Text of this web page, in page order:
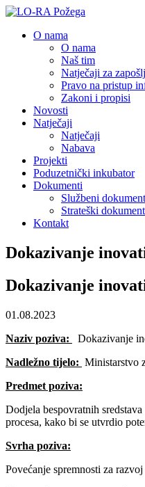
O nama
O nama
Naš tim
Natječaji za
Pravo na pristup
Zakoni i propisi
Novosti
Natječaji
Natječaji
Nabava
Projekti
Poduzetnički inkubator
Dokumenti
Službeni
Strateški
Kontakt
Dokazivanje
Dokazivanje
01.08.2023
Naziv poziva:
Dokazivanje
Nadležno tijelo: Ministarstvo
Predmet poziva:
Dodjela bespovratnih
procesa, kako bi se utvrdio
Svrha poziva:
Povećanje spremnosti za